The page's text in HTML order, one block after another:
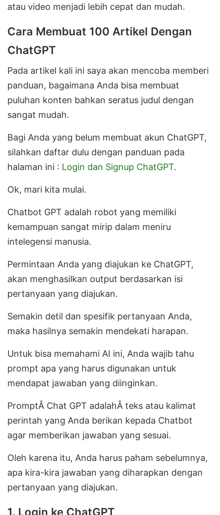
atau video menjadi lebih cepat dan mudah.
Cara Membuat 100 Artikel Dengan
ChatGPT
Pada artikel kali ini saya akan mencoba memberi
panduan, bagaimana Anda bisa membuat
puluhan konten bahkan seratus judul dengan
sangat mudah.
Bagi Anda yang belum membuat akun ChatGPT,
silahkan daftar dulu dengan panduan pada
halaman ini : Login dan Signup ChatGPT.
Ok, mari kita mulai.
Chatbot GPT adalah robot yang memiliki
kemampuan sangat mirip dalam meniru
intelegensi manusia.
Permintaan Anda yang diajukan ke ChatGPT,
akan menghasilkan output berdasarkan isi
pertanyaan yang diajukan.
Semakin detil dan spesifik pertanyaan Anda,
maka hasilnya semakin mendekati harapan.
Untuk bisa memahami AI ini, Anda wajib tahu
prompt apa yang harus digunakan untuk
mendapat jawaban yang diinginkan.
PromptÂ Chat GPT adalahÂ teks atau kalimat
perintah yang Anda berikan kepada Chatbot
agar memberikan jawaban yang sesuai.
Oleh karena itu, Anda harus paham sebelumnya,
apa kira-kira jawaban yang diharapkan dengan
pertanyaan yang diajukan.
1. Login ke ChatGPT